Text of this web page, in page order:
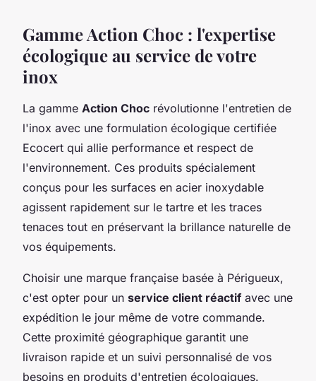
Gamme Action Choc : l'expertise
écologique au service de votre
inox
La gamme Action Choc révolutionne l'entretien de
l'inox avec une formulation écologique certifiée
Ecocert qui allie performance et respect de
l'environnement. Ces produits spécialement
conçus pour les surfaces en acier inoxydable
agissent rapidement sur le tartre et les traces
tenaces tout en préservant la brillance naturelle de
vos équipements.
Choisir une marque française basée à Périgueux,
c'est opter pour un service client réactif avec une
expédition le jour même de votre commande.
Cette proximité géographique garantit une
livraison rapide et un suivi personnalisé de vos
besoins en produits d'entretien écologiques.